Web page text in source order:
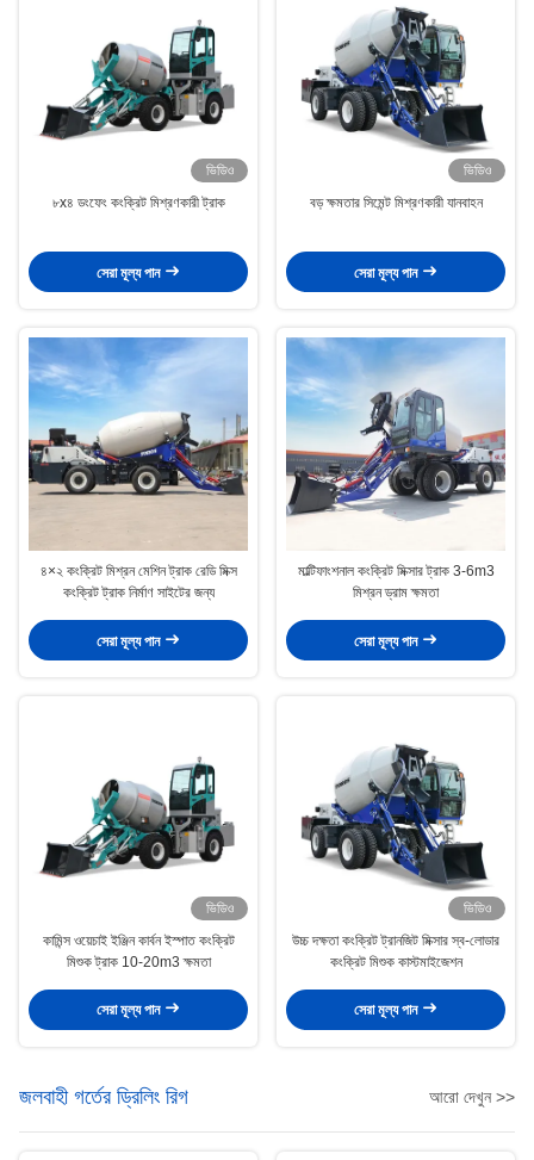
ভিডিও
৮x৪ ডংফেং কংক্রিট মিশ্রণকারী ট্রাক
সেরা মূল্য পান
ভিডিও
বড় ক্ষমতার সিমেন্ট মিশ্রণকারী যানবাহন
সেরা মূল্য পান
৪×২ কংক্রিট মিশ্রন মেশিন ট্রাক রেডি মিক্স
কংক্রিট ট্রাক নির্মাণ সাইটের জন্য
সেরা মূল্য পান
মাল্টিফাংশনাল কংক্রিট মিক্সার ট্রাক 3-6m3
মিশ্রন ড্রাম ক্ষমতা
সেরা মূল্য পান
ভিডিও
কামিন্স ওয়েচাই ইঞ্জিন কার্বন ইস্পাত কংক্রিট
মিশুক ট্রাক 10-20m3 ক্ষমতা
সেরা মূল্য পান
ভিডিও
উচ্চ দক্ষতা কংক্রিট ট্রানজিট মিক্সার স্ব-লোডার
কংক্রিট মিশুক কাস্টমাইজেশন
সেরা মূল্য পান
জলবাহী গর্তের ড্রিলিং রিগ আরো দেখুন >>